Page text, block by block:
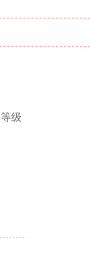
级